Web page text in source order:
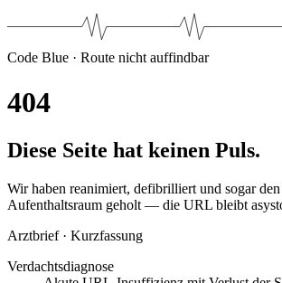
Code Blue · Route nicht auffindbar
404
Diese Seite hat keinen Puls.
Wir haben reanimiert, defibrilliert und sogar
Aufenthaltsraum geholt — die URL bleibt
Arztbrief · Kurzfassung
Verdachtsdiagnose